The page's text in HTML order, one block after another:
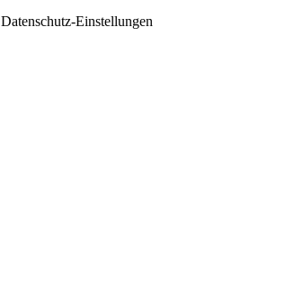
Datenschutz-Einstellungen